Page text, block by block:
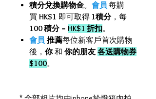
積分兌換購物金。 會員 每購
買 HK$1 即可取得 1積分，每
100 積分= HK$1 折扣。
會員 推薦每位新客戶首次購物
後， 你和 你的朋友 各送購物券
$100。